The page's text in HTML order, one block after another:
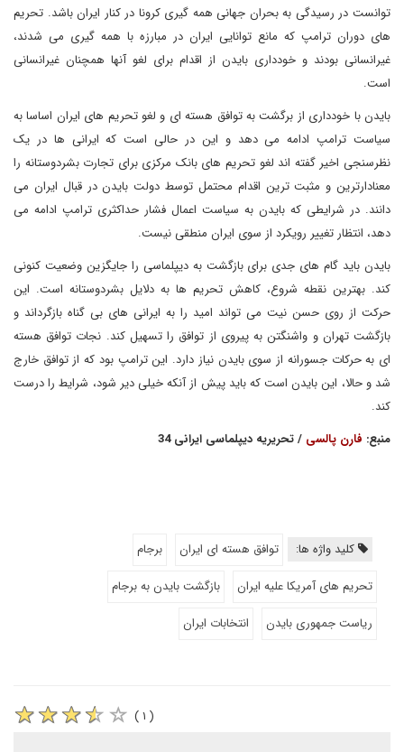
توانست در رسیدگی به بحران جهانی همه گیری کرونا در کنار ایران باشد. تحریم
های دوران ترامپ که مانع توانایی ایران در مبارزه با همه گیری می شدند،
غیرانسانی بودند و خودداری بایدن از اقدام برای لغو آنها همچنان غیرانسانی
است.
بایدن با خودداری از برگشت به توافق هسته ای و لغو تحریم های ایران اساسا به
سیاست ترامپ ادامه می دهد و این در حالی است که ایرانی ها در یک
نظرسنجی اخیر گفته اند لغو تحریم های بانک مرکزی برای تجارت بشردوستانه را
معنادارترین و مثبت ترین اقدام محتمل توسط دولت بایدن در قبال ایران می
دانند. در شرایطی که بایدن به سیاست اعمال فشار حداکثری ترامپ ادامه می
دهد، انتظار تغییر رویکرد از سوی ایران منطقی نیست.
بایدن باید گام های جدی برای بازگشت به دیپلماسی را جایگزین وضعیت کنونی
کند. بهترین نقطه شروع، کاهش تحریم ها به دلایل بشردوستانه است. این
حرکت از روی حسن نیت می تواند امید را به ایرانی های بی گناه بازگرداند و
بازگشت تهران و واشنگتن به پیروی از توافق را تسهیل کند. نجات توافق هسته
ای به حرکات جسورانه از سوی بایدن نیاز دارد. این ترامپ بود که از توافق خارج
شد و حالا، این بایدن است که باید پیش از آنکه خیلی دیر شود، شرایط را درست
کند.
منبع: فارن پالسی / تحریریه دیپلماسی ایرانی 34
کلید واژه ها: توافق هسته ای ایران
برجام
تحریم های آمریکا علیه ایران
بازگشت بایدن به برجام
ریاست جمهوری بایدن
انتخابات ایران
( ۱ )